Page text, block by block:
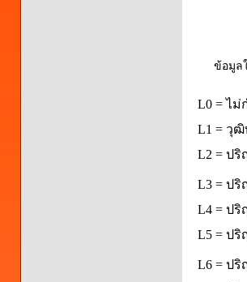
ข้อมูล
L0 = ไ
L1 = วุ
L2 = ป
L3 = ป
L4 = ป
L5 = ป
L6 = ป